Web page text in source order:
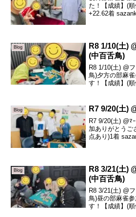
た！【成績】(
+22.62着
Blog
R8 1/10(土)
(中百舌鳥)
R8 1/10(土) @
鳥)夕方の部麻
す！【成績】(
ップは泉谷さん
Blog R7 9/20(土)
R7 9/20(土) @ﾏ
加ありがとうご
点あり)1着
Blog
R8 3/21(土)
(中百舌鳥)
R8 3/21(土) @
鳥)昼の部麻雀
す！【成績】(